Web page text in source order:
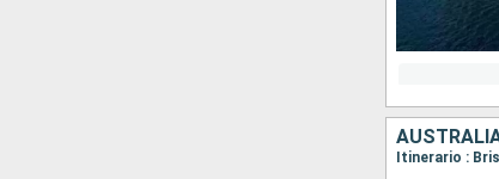
Itinerario :